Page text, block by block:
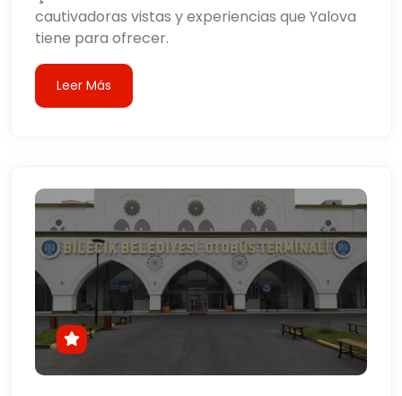
cautivadoras vistas y experiencias que Yalova
tiene para ofrecer.
Leer Más